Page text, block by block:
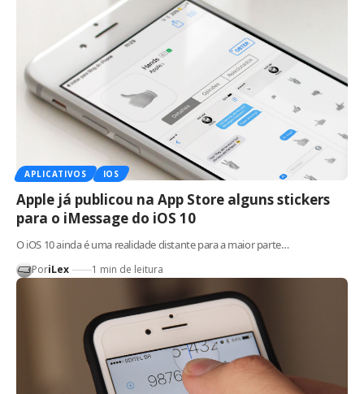
APLICATIVOS IOS
Apple já publicou na App Store alguns stickers
para o iMessage do iOS 10
O iOS 10 ainda é uma realidade distante para a maior parte…
PoriLex 1 min de leitura